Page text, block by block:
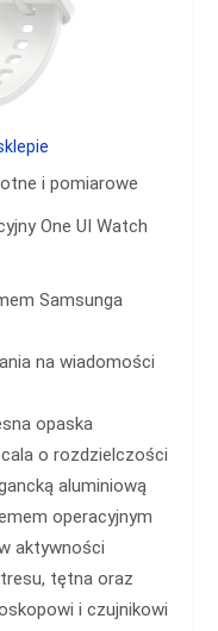
i pomiarowe
One UI Watch
Samsunga
na wiadomości
opaska
o rozdzielczości
aluminiową
operacyjnym
aktywności
tętna oraz
i czujnikowi